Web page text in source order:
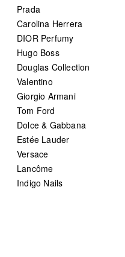
Prada
Carolina Herrera
DIOR Perfumy
Hugo Boss
Douglas Collection
Valentino
Giorgio Armani
Tom Ford
Dolce & Gabbana
Estée Lauder
Versace
Lancôme
Indigo Nails